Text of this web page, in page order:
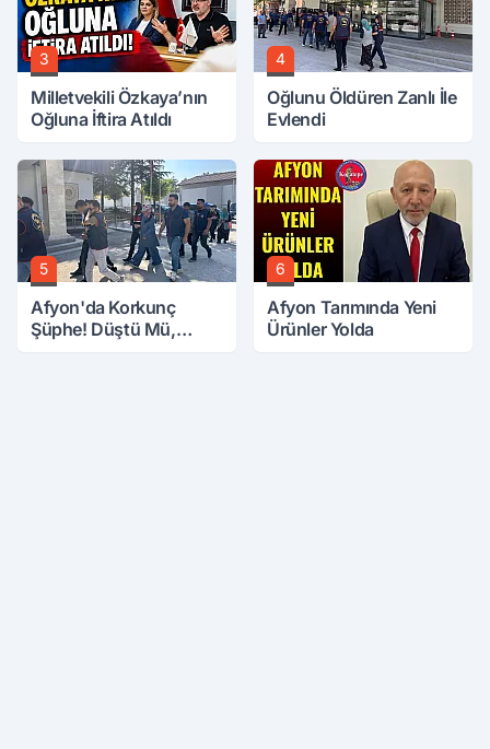
3
Milletvekili Özkaya’nın
Oğluna İftira Atıldı
4
Oğlunu Öldüren Zanlı İle
Evlendi
5
Afyon'da Korkunç
Şüphe! Düştü Mü,
6
Afyon Tarımında Yeni
Ürünler Yolda